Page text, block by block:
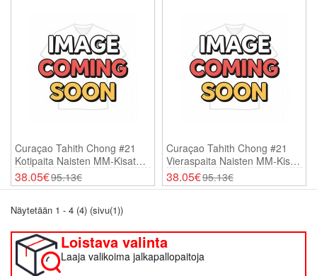
Curaçao Tahith Chong #21
Kotipaita Naisten MM-Kisat
2026 Lyhythihainen
38.05€95.13€
Curaçao Tahith Chong #21
Vieraspaita Naisten MM-Kisat
2026 Lyhythihainen
38.05€95.13€
Näytetään 1 - 4 (4) (sivu(1))
Loistava valinta
Laaja valikoima jalkapallopaitoja